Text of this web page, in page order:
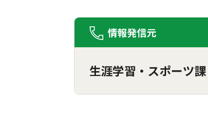
情報発信元
生涯学習・スポーツ課